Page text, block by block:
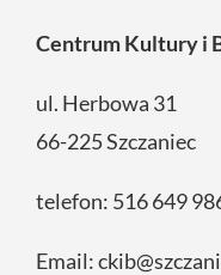
Centrum Kultury i
ul. Herbowa 31
66-225 Szczaniec
telefon: 516 649
Email: